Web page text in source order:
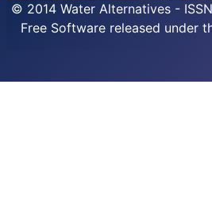
© 2014 Water Alternatives -
Free Software released under